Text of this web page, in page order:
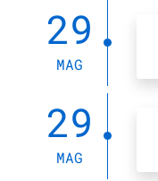
29
MAG
29
MAG